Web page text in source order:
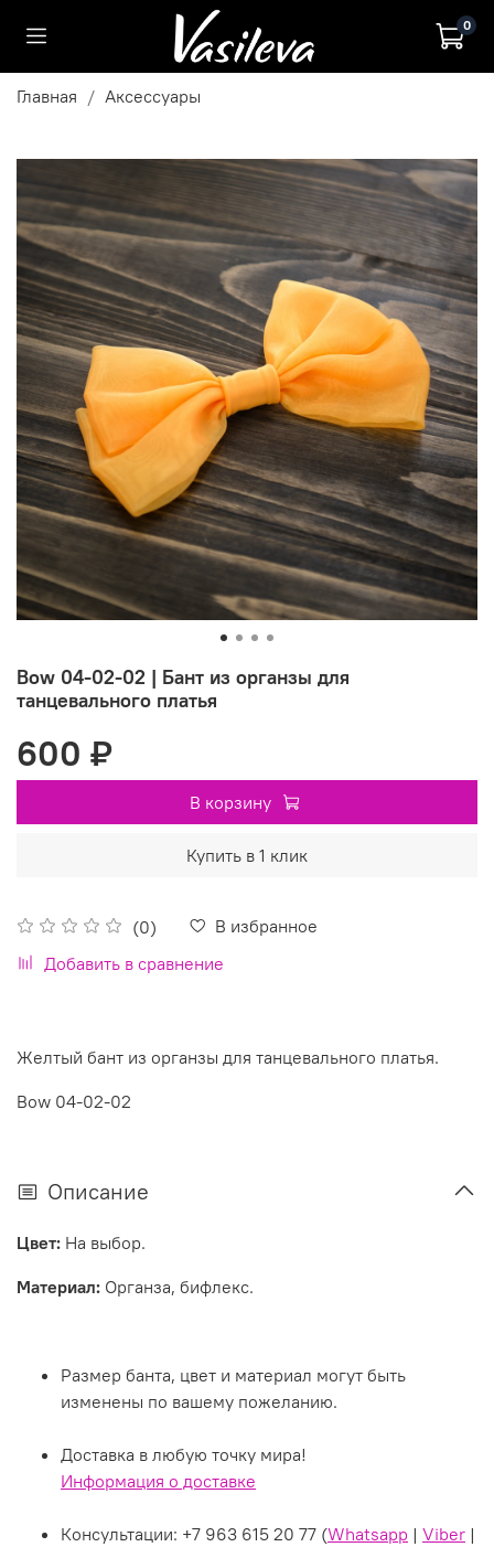
0
Главная Аксессуары
Bow 04-02-02 | Бант из органзы для
танцевального платья
(0)
В избранное
Добавить в сравнение
600 ₽
В корзину
Купить в 1 клик
Желтый бант из органзы для танцевального платья.
Bow 04-02-02
Описание
Цвет: На выбор.
Материал: Органза, бифлекс.
Размер банта, цвет и материал могут быть
изменены по вашему пожеланию.
Доставка в любую точку мира!
Информация о доставке
Консультации: +7 963 615 20 77 (Whatsapp | Viber |